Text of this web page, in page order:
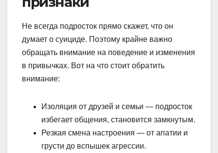
Не всегда подросток прямо скажет, что он
думает о суициде. Поэтому крайне важно
обращать внимание на поведение и изменения
в привычках. Вот на что стоит обратить
внимание:
Изоляция от друзей и семьи — подросток
избегает общения, становится замкнутым.
Резкая смена настроения — от апатии и
грусти до вспышек агрессии.